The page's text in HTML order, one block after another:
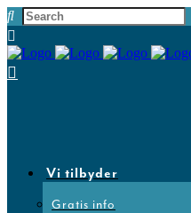
Vi tilbyder
Gratis info